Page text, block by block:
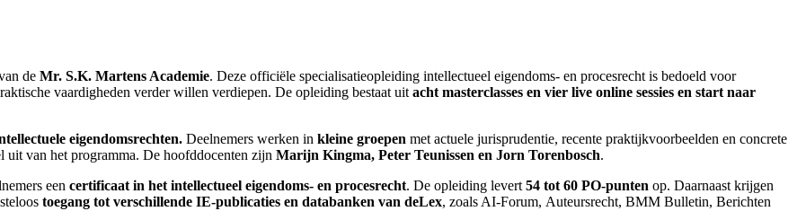
de Mr. S.K. Martens Academie. Deze officiële specialisatieopleiding intellectueel eigendoms- en procesrecht is bedoeld voor
vaardigheden verder willen verdiepen. De opleiding bestaat uit acht masterclasses en vier live online sessies en start naar
eigendomsrechten. Deelnemers werken in kleine groepen met actuele jurisprudentie, recente praktijkvoorbeelden en concrete
uit van het programma. De hoofddocenten zijn Marijn Kingma, Peter Teunissen en Jorn Torenbosch.
een certificaat in het intellectueel eigendoms- en procesrecht. De opleiding levert 54 tot 60 PO-punten op. Daarnaast krijgen
toegang tot verschillende IE-publicaties en databanken van deLex, zoals AI-Forum, Auteursrecht, BMM Bulletin, Berichten